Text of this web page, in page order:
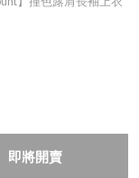
即將開賣